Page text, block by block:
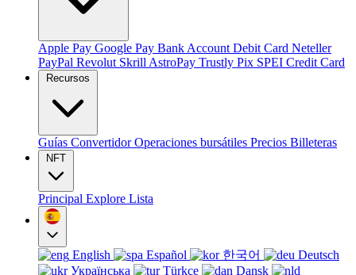
Apple Pay Google Pay Bank Account Debit Card Neteller
PayPal Revolut Skrill AstroPay Trustly Pix SPEI Credit Card
Recursos
Guías ConvertidorOperaciones bursátiles Precios Billeteras
NFT
Principal Explore Lista
English Español 한국어
Deutsch
Українська
Türkçe
Dansk